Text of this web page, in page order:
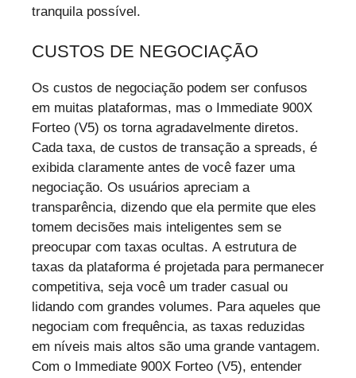
tranquila possível.
CUSTOS DE NEGOCIAÇÃO
Os custos de negociação podem ser confusos
em muitas plataformas, mas o Immediate 900X
Forteo (V5) os torna agradavelmente diretos.
Cada taxa, de custos de transação a spreads, é
exibida claramente antes de você fazer uma
negociação. Os usuários apreciam a
transparência, dizendo que ela permite que eles
tomem decisões mais inteligentes sem se
preocupar com taxas ocultas. A estrutura de
taxas da plataforma é projetada para permanecer
competitiva, seja você um trader casual ou
lidando com grandes volumes. Para aqueles que
negociam com frequência, as taxas reduzidas
em níveis mais altos são uma grande vantagem.
Com o Immediate 900X Forteo (V5), entender